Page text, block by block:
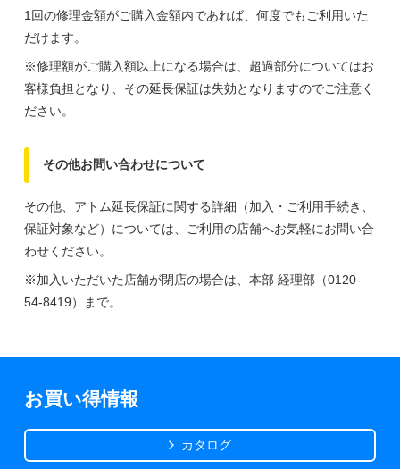
1回の修理金額がご購入金額内であれば、何度でもご利用いた
だけます。
※修理額がご購入額以上になる場合は、超過部分についてはお
客様負担となり、その延長保証は失効となりますのでご注意く
ださい。
その他お問い合わせについて
その他、アトム延長保証に関する詳細（加入・ご利用手続き、
保証対象など）については、ご利用の店舗へお気軽にお問い合
わせください。
※加入いただいた店舗が閉店の場合は、本部 経理部（0120-
54-8419）まで。
お買い得情報
カタログ